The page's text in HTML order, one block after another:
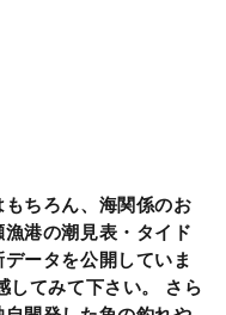
ちろん、海関係のお
港の潮見表・タイド
ータを公開していま
してみて下さい。 さら